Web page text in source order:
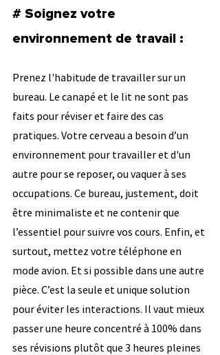
# Soignez votre
environnement de travail :
Prenez l'habitude de travailler sur un
bureau. Le canapé et le lit ne sont pas
faits pour réviser et faire des cas
pratiques. Votre cerveau a besoin d’un
environnement pour travailler et d'un
autre pour se reposer, ou vaquer à ses
occupations. Ce bureau, justement, doit
être minimaliste et ne contenir que
l’essentiel pour suivre vos cours. Enfin, et
surtout, mettez votre téléphone en
mode avion. Et si possible dans une autre
pièce. C’est la seule et unique solution
pour éviter les interactions. Il vaut mieux
passer une heure concentré à 100% dans
ses révisions plutôt que 3 heures pleines